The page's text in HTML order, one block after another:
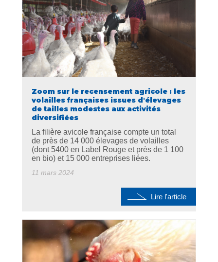
Zoom sur le recensement agricole : les
volailles françaises issues d'élevages
de tailles modestes aux activités
diversifiées
La filière avicole française compte un total
de près de 14 000 élevages de volailles
(dont 5400 en Label Rouge et près de 1 100
en bio) et 15 000 entreprises liées.
11 mars 2024
Lire l'article